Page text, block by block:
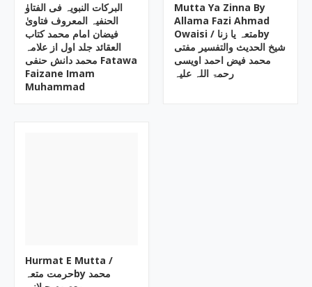
البرکات النبویہ فی الفتاوٰ
الحنفیہ المعروف فتاویٰ
فیضان امام محمد کتاب
العقائد جلد اول از علامہ
محمد دانش حنفی Fatawa
Faizane Imam
Muhammad
Mutta Ya Zinna By
Allama Fazi Ahmad
Owaisi ‎/ متعہ یا زناby
محمد فیض احمد اویسی
رحمۃ اللہ علیہ
Hurmat E Mutta ‎/
حرمت متعہby ‎محمد